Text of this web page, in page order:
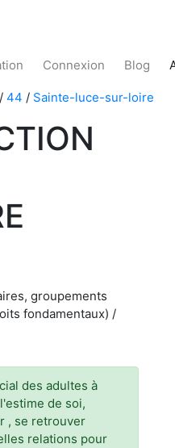
Connexion Blog
/ 44 / Sainte-luce-sur-loire
groupements
fondamentaux) /
des adultes à
de soi,
, se retrouver
relations pour